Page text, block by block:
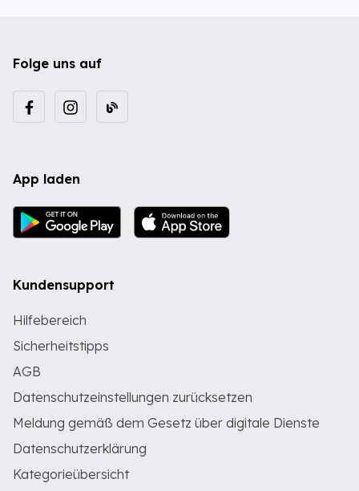
Folge uns auf
App laden
Kundensupport
Hilfebereich
Sicherheitstipps
AGB
Datenschutzeinstellungen zurücksetzen
Meldung gemäß dem Gesetz über digitale Dienste
Datenschutzerklärung
Kategorieübersicht